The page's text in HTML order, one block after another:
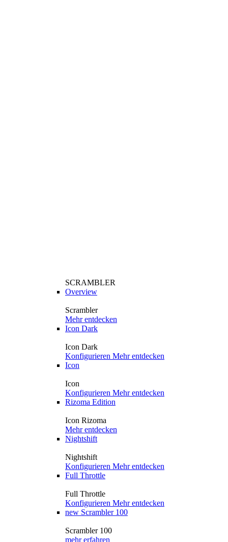
SCRAMBLER
Overview
Scrambler
Mehr entdecken
Icon Dark
Icon Dark
Konfigurieren Mehr entdecken
Icon
Icon
Konfigurieren Mehr entdecken
Rizoma Edition
Icon Rizoma
Mehr entdecken
Nightshift
Nightshift
Konfigurieren Mehr entdecken
Full Throttle
Full Throttle
Konfigurieren Mehr entdecken
new Scrambler 100
Scrambler 100
mehr erfahren